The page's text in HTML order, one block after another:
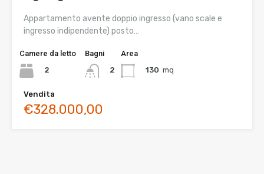
Appartamento avente doppio ingresso (vano scale e
ingresso indipendente) posto…
Camere da letto
2
Bagni
2
Area
130 mq
Vendita
€328.000,00